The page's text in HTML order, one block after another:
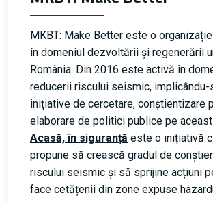
MKBT: Make Better este o
în domeniul dezvoltării și regenerării
România. Din 2016 este activă în
reducerii riscului seismic,
inițiative de cercetare, conștientizare
elaborare de politici publice pe
Acasă, în siguranță este o inițiativă
propune să crească gradul de
riscului seismic și să sprijine acțiuni
face cetățenii din zone expuse